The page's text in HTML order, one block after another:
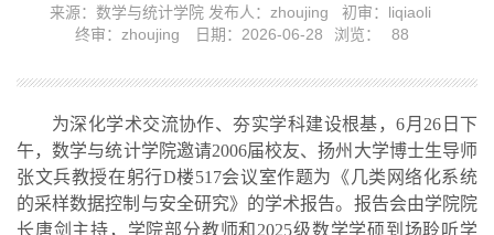
来源：数学与统计学院 发布人：zhoujing
初审：liqiaoli
终审：zhoujing
日期：2026-06-28 浏览： 88
为深化学术交流协作、夯实学科建设根基，6月26日下
午，数学与统计学院邀请2006届校友、扬州大学博士生导师
张文兵教授在躬行D楼517会议室作题为《几类网络化系统
的采样数据控制与安全研究》的学术报告。报告会由学院院
长唐剑主持，学院部分教师和2025级数学学硕到场聆听学